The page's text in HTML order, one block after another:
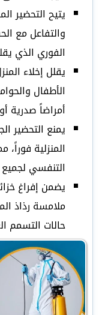
يتيح التحضير
والتفاعل مع
الفوري الذي
يقلل إخلاء
الأطفال
أمراضاً صدرية
يمنع التحضير
المنزلية
التنفسي
يضمن إفراغ
ملامسة رذاذ
حالات التسمم